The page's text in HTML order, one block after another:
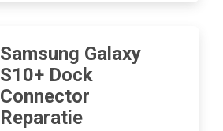
Samsung Galaxy
S10+ Dock
Connector
Reparatie